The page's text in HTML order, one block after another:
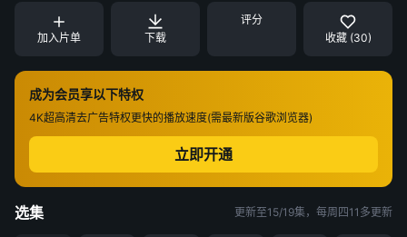
加入片单 下载
评分
收藏 (30)
成为会员享以下特权
4K超高清去广告特权更快的播放速度(需最新版谷歌浏览器)
立即开通
选集 更新至15/19集，每周四11多更新